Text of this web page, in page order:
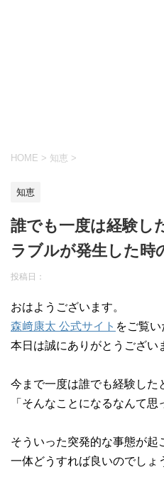
HOME > 知恵 >
知恵
誰でも一度は経験し
ラブルが発生した時
投稿日：
おはようございます。
森﨑康太 公式サイト をご覧い
本日は誠にありがとうござい
今まで一度は誰でも経験した
「そんなことになるなんて思
そういった突発的な事態が起
一体どうすれば良いのでしょ